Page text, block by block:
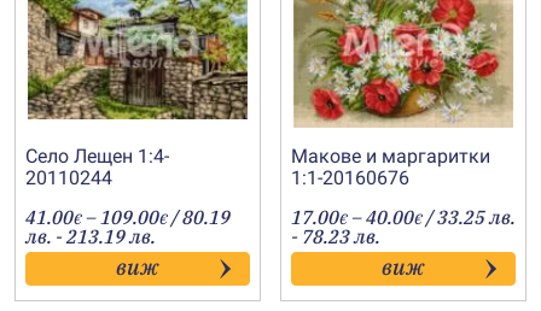
Село Лещен 1:4-
20110244
41.00€ –109.00€Price
range:
41.00€
through
109.00€
/ 80.19
лв. - 213.19 лв.
виж
Макове и маргаритки
1:1-20160676
17.00€ –40.00€Price
range:
17.00€
through
40.00€
/ 33.25 лв.
- 78.23 лв.
виж